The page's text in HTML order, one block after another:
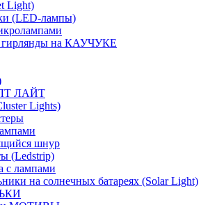
Light)
(LED-лампы)
гирлянды на КАУЧУКЕ
ЛАЙТ
Lights)
шнур
(Ledstrip)
лампами
на солнечных батареях (Solar Light)